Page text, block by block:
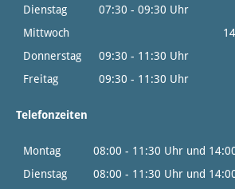
Dienstag
07:30 - 09:30 Uhr
Mittwoch
14:00 -
Donnerstag
09:30 - 11:30 Uhr
Freitag
09:30 - 11:30 Uhr
Telefonzeiten
Montag
08:00 - 11:30 Uhr und
Dienstag
08:00 - 11:30 Uhr und